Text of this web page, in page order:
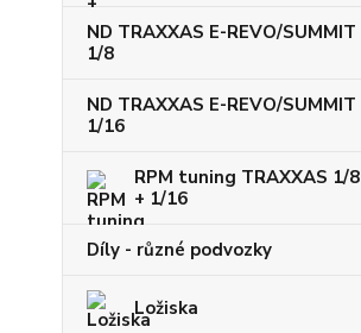
ND TRAXXAS E-REVO/SUMMIT
1/8
ND TRAXXAS E-REVO/SUMMIT
1/16
RPM tuning TRAXXAS 1/8
+ 1/16
Díly - různé podvozky
Ložiska